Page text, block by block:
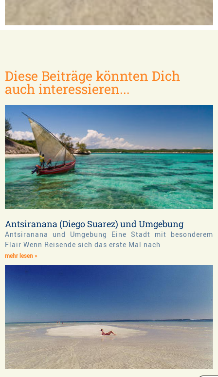
Diese Beiträge könnten Dich
auch interessieren...
Antsiranana (Diego Suarez) und Umgebung
Antsiranana und Umgebung Eine Stadt mit besonderem
Flair Wenn Reisende sich das erste Mal nach
mehr lesen »